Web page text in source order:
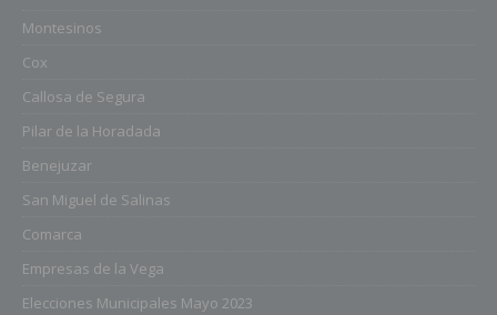
Montesinos
Cox
Callosa de Segura
Pilar de la Horadada
Benejuzar
San Miguel de Salinas
Comarca
Empresas de la Vega
Elecciones Municipales Mayo 2023